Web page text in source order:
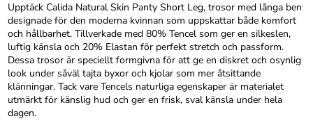
Upptäck Calida Natural Skin Panty Short Leg, trosor med långa ben
designade för den moderna kvinnan som uppskattar både komfort
och hållbarhet. Tillverkade med 80% Tencel som ger en silkeslen,
luftig känsla och 20% Elastan för perfekt stretch och passform.
Dessa trosor är speciellt formgivna för att ge en diskret och osynlig
look under såväl tajta byxor och kjolar som mer åtsittande
klänningar. Tack vare Tencels naturliga egenskaper är materialet
utmärkt för känslig hud och ger en frisk, sval känsla under hela
dagen.